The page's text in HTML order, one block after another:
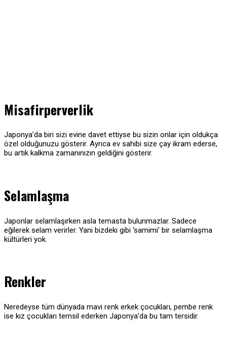
Misafirperverlik
Japonya’da biri sizi evine davet ettiyse bu sizin onlar için oldukça
özel olduğunuzu gösterir. Ayrıca ev sahibi size çay ikram ederse,
bu artık kalkma zamanınızın geldiğini gösterir.
Selamlaşma
Japonlar selamlaşırken asla temasta bulunmazlar. Sadece
eğilerek selam verirler. Yani bizdeki gibi ‘samimi’ bir selamlaşma
kültürleri yok.
Renkler
Neredeyse tüm dünyada mavi renk erkek çocukları, pembe renk
ise kız çocukları temsil ederken Japonya’da bu tam tersidir.